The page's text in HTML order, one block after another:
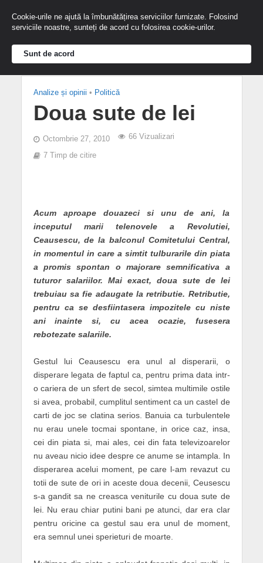
Analize și opinii • Politică
Doua sute de lei
Octombrie 27, 2010 66 Vizualizari
7 Timp de citire
Acum aproape douazeci si unu de ani, la
inceputul marii telenovele a Revolutiei,
Ceausescu, de la balconul Comitetului Central,
in momentul in care a simtit tulburarile din piata
a promis spontan o majorare semnificativa a
tuturor salariilor. Mai exact, doua sute de lei
trebuiau sa fie adaugate la retributie. Retributie,
pentru ca se desfiintasera impozitele cu niste
ani inainte si, cu acea ocazie, fusesera
rebotezate salariile.
Gestul lui Ceausescu era unul al disperarii, o
disperare legata de faptul ca, pentru prima data intr-
o cariera de un sfert de secol, simtea multimile ostile
si avea, probabil, cumplitul sentiment ca un castel de
carti de joc se clatina serios. Banuia ca turbulentele
nu erau unele tocmai spontane, in orice caz, insa,
cei din piata si, mai ales, cei din fata televizoarelor
nu aveau nicio idee despre ce anume se intampla. In
disperarea acelui moment, pe care l-am revazut cu
totii de sute de ori in aceste doua decenii, Ceusescu
s-a gandit sa ne creasca veniturile cu doua sute de
lei. Nu erau chiar putini bani pe atunci, dar era clar
pentru oricine ca gestul sau era unul de moment,
era semnul unei sperieturi de moarte.
Cookie-urile ne ajută la îmbunătățirea serviciilor furnizate. Folosind
serviciile noastre, sunteți de acord cu folosirea cookie-urilor.
Sunt de acord